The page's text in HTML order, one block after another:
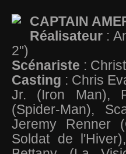
CAPTAIN
Réalisateur :
2")
Scénariste :
Casting : Chris
Jr. (Iron Man),
(Spider-Man),
Jeremy Renner
Soldat de